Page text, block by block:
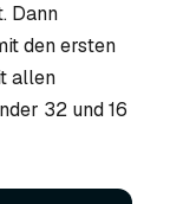
Dann
den ersten
allen
32 und 16